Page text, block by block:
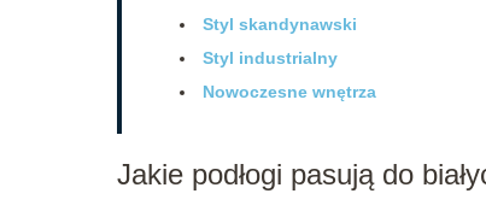
Styl skandynawski
Styl industrialny
Nowoczesne wnętrza
Jakie podłogi pasują do